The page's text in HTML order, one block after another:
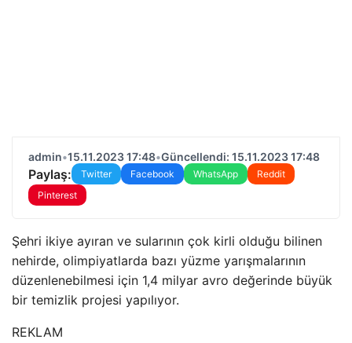
admin•15.11.2023 17:48•Güncellendi: 15.11.2023 17:48
Paylaş: Twitter Facebook WhatsApp
Reddit
Pinterest
Şehri ikiye ayıran ve sularının çok kirli olduğu bilinen
nehirde, olimpiyatlarda bazı yüzme yarışmalarının
düzenlenebilmesi için 1,4 milyar avro değerinde büyük
bir temizlik projesi yapılıyor.
REKLAM